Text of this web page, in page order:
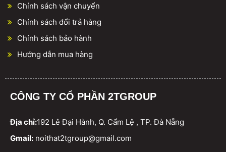
Chính sách vận chuyển
Chính sách đổi trả hàng
Chính sách bảo hành
Hướng dẫn mua hàng
CÔNG TY CỔ PHẦN 2TGROUP
Địa chỉ:192 Lê Đại Hành, Q. Cẩm Lệ , TP. Đà Nẵng
Gmail: noithat2tgroup@gmail.com